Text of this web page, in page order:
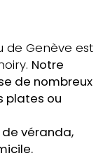
de Genève est
Notre
de nombreux
plates ou
de véranda,